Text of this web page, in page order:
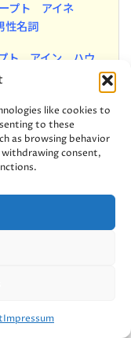
like cookies to
to these
as browsing behavior
consent,
Impressum
プト アイネ
性名詞
ト アイン ハウ
プト アイネ フ
名詞
シュトゥーレ)
りますか?
か？」4格中性
ング